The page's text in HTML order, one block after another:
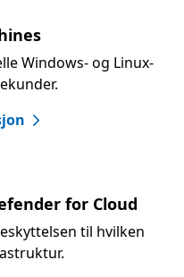
Windows- og Linux-
for Cloud
til hvilken